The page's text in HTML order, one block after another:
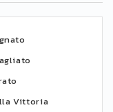
Vittoria